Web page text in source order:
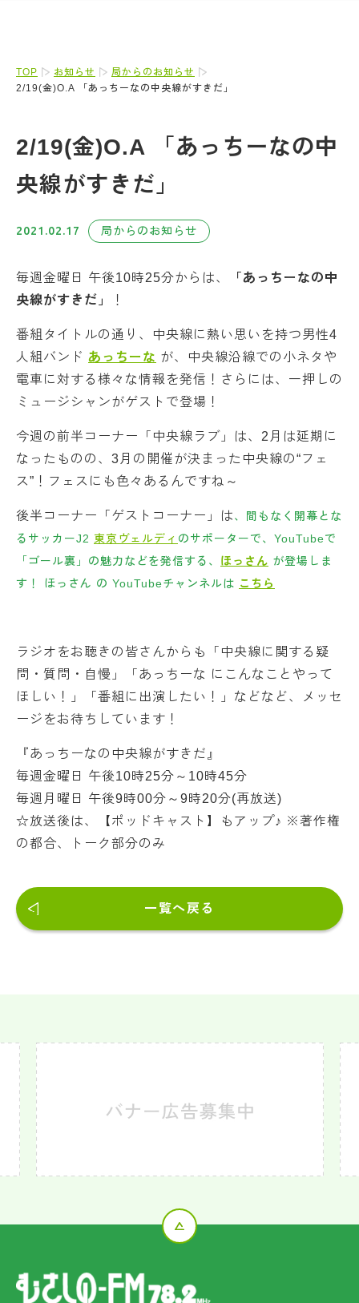
TOP お知らせ
局からのお知らせ
2/19(金)O.A 「あっちーなの中央線がすきだ」
2/19(金)O.A 「あっちーなの中
央線がすきだ」
2021.02.17 局からのお知らせ
毎週金曜日 午後10時25分からは、
「あっちーなの中
央線がすきだ」
！
番組タイトルの通り、中央線に熱い思いを持つ男性4
人組バンド あっちーな が、中央線沿線での小ネタや
電車に対する様々な情報を発信！さらには、一押しの
ミュージシャンがゲストで登場！
今週の前半コーナー「中央線ラブ」は、2月は延期に
なったものの、3月の開催が決まった中央線の“フェ
ス”！フェスにも色々あるんですね～
後半コーナー「ゲストコーナー」は、間もなく開幕とな
るサッカーJ2 東京ヴェルディ のサポーターで、YouTubeで
「ゴール裏」の魅力などを発信する、 ほっさん が登場しま
す！ ほっさん の YouTubeチャンネルは こちら
ラジオをお聴きの皆さんからも「中央線に関する疑
問・質問・自慢」「あっちーな にこんなことやって
ほしい！」「番組に出演したい！」などなど、メッセ
ージをお待ちしています！
『あっちーなの中央線がすきだ』
毎週金曜日 午後10時25分～10時45分
毎週月曜日 午後9時00分～9時20分(再放送)
☆放送後は、【ポッドキャスト】もアップ♪ ※著作権
の都合、トーク部分のみ
一覧へ戻る